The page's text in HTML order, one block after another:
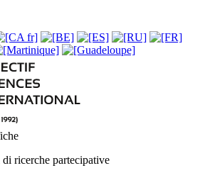
ricerche partecipative